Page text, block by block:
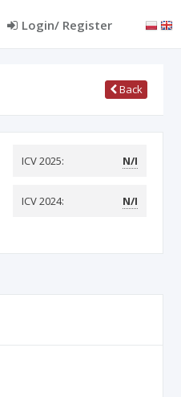
Login/ Register
Back
ICV 2025: N/I
ICV 2024: N/I